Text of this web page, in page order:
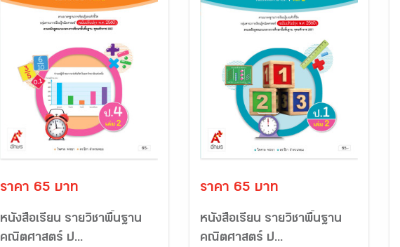
ราคา 65 บาท
หนังสือเรียน รายวิชาพื้นฐาน
คณิตศาสตร์ ป...
ราคา 65 บาท
หนังสือเรียน รายวิชาพื้นฐาน
คณิตศาสตร์ ป...